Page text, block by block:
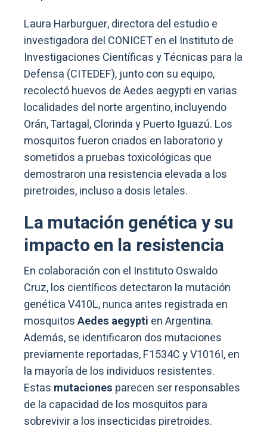
Laura Harburguer, directora del estudio e
investigadora del CONICET en el Instituto de
Investigaciones Científicas y Técnicas para la
Defensa (CITEDEF), junto con su equipo,
recolectó huevos de Aedes aegypti en varias
localidades del norte argentino, incluyendo
Orán, Tartagal, Clorinda y Puerto Iguazú. Los
mosquitos fueron criados en laboratorio y
sometidos a pruebas toxicológicas que
demostraron una resistencia elevada a los
piretroides, incluso a dosis letales.
La mutación genética y su
impacto en la resistencia
En colaboración con el Instituto Oswaldo
Cruz, los científicos detectaron la mutación
genética V410L, nunca antes registrada en
mosquitosAedes aegypti en Argentina.
Además, se identificaron dos mutaciones
previamente reportadas, F1534C y V1016I, en
la mayoría de los individuos resistentes.
Estas mutaciones parecen ser responsables
de la capacidad de los mosquitos para
sobrevivir a los insecticidas piretroides.